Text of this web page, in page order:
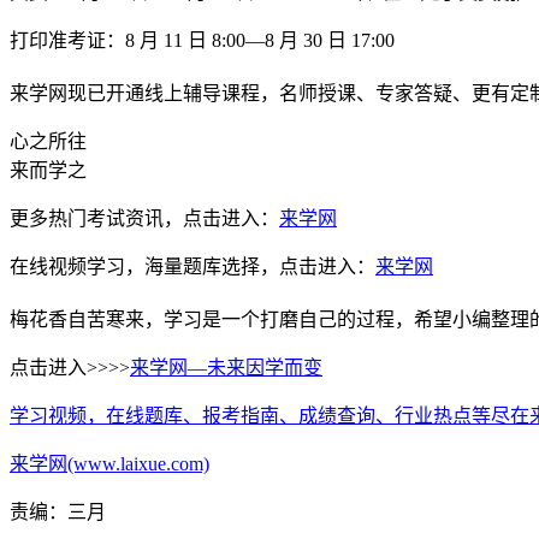
打印准考证：8 月 11 日 8:00—8 月 30 日 17:00
来学网现已开通线上辅导课程，名师授课、专家答疑、更有
心之所往
来而学之
更多热门考试资讯，点击进入： 来学网
在线视频学习，海量题库选择，点击进入： 来学网
梅花香自苦寒来，学习是一个打磨自己的过程，希望小编整理
点击进入>>>>来学网—未来因学而变
学习视频，在线题库、报考指南、成绩查询、行业热点等尽在
来学网(www.laixue.com)
责编：三月